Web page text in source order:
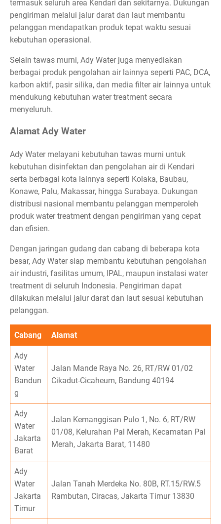
termasuk seluruh area Kendari dan sekitarnya. Dukungan
pengiriman melalui jalur darat dan laut membantu
pelanggan mendapatkan produk tepat waktu sesuai
kebutuhan operasional.
Selain tawas murni, Ady Water juga menyediakan
berbagai produk pengolahan air lainnya seperti PAC, DCA,
karbon aktif, pasir silika, dan media filter air lainnya untuk
mendukung kebutuhan water treatment secara
menyeluruh.
Alamat Ady Water
Ady Water melayani kebutuhan tawas murni untuk
kebutuhan disinfektan dan pengolahan air di Kendari
serta berbagai kota lainnya seperti Kolaka, Baubau,
Konawe, Palu, Makassar, hingga Surabaya. Dukungan
distribusi nasional membantu pelanggan memperoleh
produk water treatment dengan pengiriman yang cepat
dan efisien.
Dengan jaringan gudang dan cabang di beberapa kota
besar, Ady Water siap membantu kebutuhan pengolahan
air industri, fasilitas umum, IPAL, maupun instalasi water
treatment di seluruh Indonesia. Pengiriman dapat
dilakukan melalui jalur darat dan laut sesuai kebutuhan
pelanggan.
Cabang Alamat
Ady
Water
Bandun
g
Jalan Mande Raya No. 26, RT/RW 01/02
Cikadut-Cicaheum, Bandung 40194
Ady
Water
Jakarta
Barat
Jalan Kemanggisan Pulo 1, No. 6, RT/RW
01/08, Kelurahan Pal Merah, Kecamatan Pal
Merah, Jakarta Barat, 11480
Ady
Water
Jakarta
Timur
Jalan Tanah Merdeka No. 80B, RT.15/RW.5
Rambutan, Ciracas, Jakarta Timur 13830